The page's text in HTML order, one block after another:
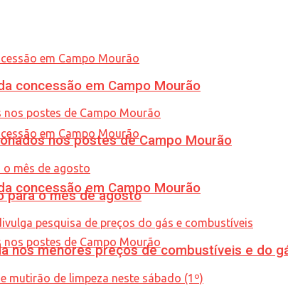
concessão em Campo Mourão
concessão em Campo Mourão
nos postes de Campo Mourão
para o mês de agosto
nos menores preços de combustíveis e do